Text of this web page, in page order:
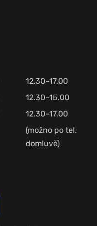
12.30–17.00
12.30–15.00
12.30–17.00
(možno po tel.
domluvě)